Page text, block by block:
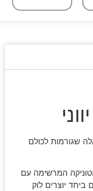
שגורמות לכולם
המרשימה עם
ביחד יוצרים לוק